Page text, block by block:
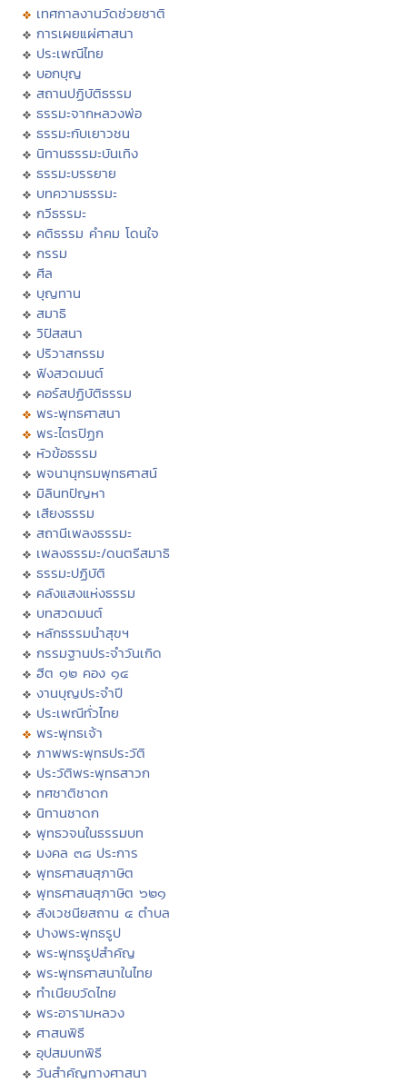
เทศกาลงานวัดช่วยชาติ
การเผยแผ่ศาสนา
ประเพณีไทย
บอกบุญ
สถานปฏิบัติธรรม
ธรรมะจากหลวงพ่อ
ธรรมะกับเยาวชน
นิทานธรรมะบันเทิง
ธรรมะบรรยาย
บทความธรรมะ
กวีธรรมะ
คติธรรม คำคม โดนใจ
กรรม
ศีล
บุญทาน
สมาธิ
วิปัสสนา
ปริวาสกรรม
ฟังสวดมนต์
คอร์สปฏิบัติธรรม
พระพุทธศาสนา
พระไตรปิฏก
หัวข้อธรรม
พจนานุกรมพุทธศาสน์
มิลินทปัญหา
เสียงธรรม
สถานีเพลงธรรมะ
เพลงธรรมะ/ดนตรีสมาธิ
ธรรมะปฏิบัติ
คลังแสงแห่งธรรม
บทสวดมนต์
หลักธรรมนำสุขฯ
กรรมฐานประจำวันเกิด
ฮีต ๑๒ คอง ๑๔
งานบุญประจำปี
ประเพณีทั่วไทย
พระพุทธเจ้า
ภาพพระพุทธประวัติ
ประวัติพระพุทธสาวก
ทศชาติชาดก
นิทานชาดก
พุทธวจนในธรรมบท
มงคล ๓๘ ประการ
พุทธศาสนสุภาษิต
พุทธศาสนสุภาษิต ๖๒๑
สังเวชนียสถาน ๔ ตำบล
ปางพระพุทธรูป
พระพุทธรูปสำคัญ
พระพุทธศาสนาในไทย
ทำเนียบวัดไทย
พระอารามหลวง
ศาสนพิธี
อุปสมบทพิธี
วันสำคัญทางศาสนา